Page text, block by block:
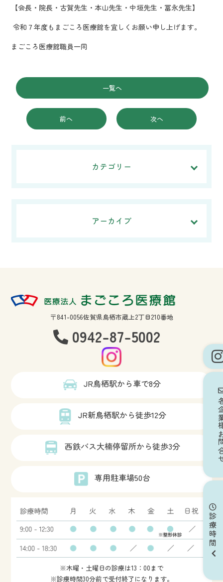
各企
診療時間
【会長・院長・古賀先生・本山先生・中垣先生・冨永先生】
令和７年度もまごころ医療館を宜しくお願い申し上げます。
まごころ医療館職員一同
前へ
一覧へ
次へ
カテゴリー
アーカイブ
〒841-0056佐賀県鳥栖市蔵上2丁目210番地
0942-87-5002
JR鳥栖駅から車で8分
JR新鳥栖駅から徒歩12分
西鉄バス大楠停留所から徒歩3分
専用駐車場50台
※木曜・土曜日の診療は13：00まで
※診療時間30分前で受付終了になります。